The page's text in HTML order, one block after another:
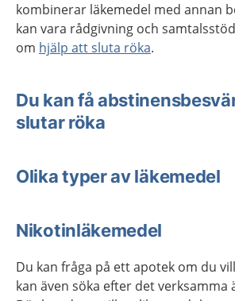
kombinerar läkemedel med annan
kan vara rådgivning och
om hjälp att sluta röka.
Du kan få
slutar röka
Olika typer av läkemedel
Nikotinläkemedel
Du kan fråga på ett apotek om du
kan även söka efter det verksamma